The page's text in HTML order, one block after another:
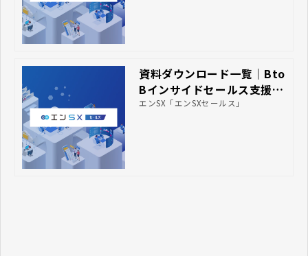
資料ダウンロード一覧｜Bto
Bインサイドセールス支援の
『エンSX』エンSX株式会社
エンSX「エンSXセールス」